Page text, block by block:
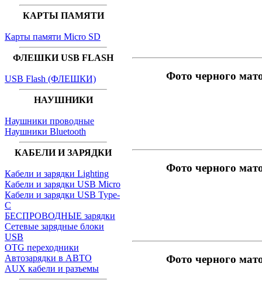
КАРТЫ ПАМЯТИ
Карты памяти Micro SD
ФЛЕШКИ USB FLASH
USB Flash (ФЛЕШКИ)
НАУШНИКИ
Наушники проводные
Наушники Bluetooth
КАБЕЛИ И ЗАРЯДКИ
Кабели и зарядки Lighting
Кабели и зарядки USB Micro
Кабели и зарядки USB Type-
C
БЕСПРОВОДНЫЕ зарядки
Сетевые зарядные блоки
USB
OTG переходники
Автозарядки в АВТО
AUX кабели и разъемы
Фото черного
Фото черного
Фото черного